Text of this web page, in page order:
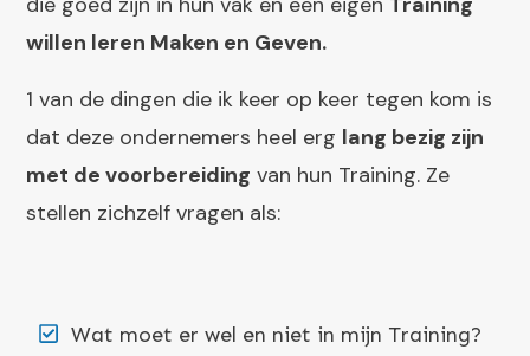
willen leren Maken en Geven.
1 van de dingen die ik keer op keer tegen kom is
dat deze ondernemers heel erg lang bezig zijn
met de voorbereiding van hun Training. Ze
stellen zichzelf vragen als:
Wat moet er wel en niet in mijn Training?